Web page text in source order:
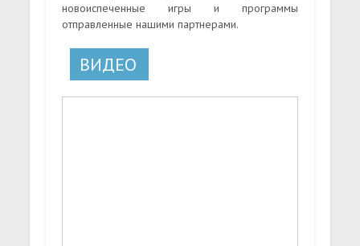
новоиспеченные игры и программы
отправленные нашими партнерами.
ВИДЕО